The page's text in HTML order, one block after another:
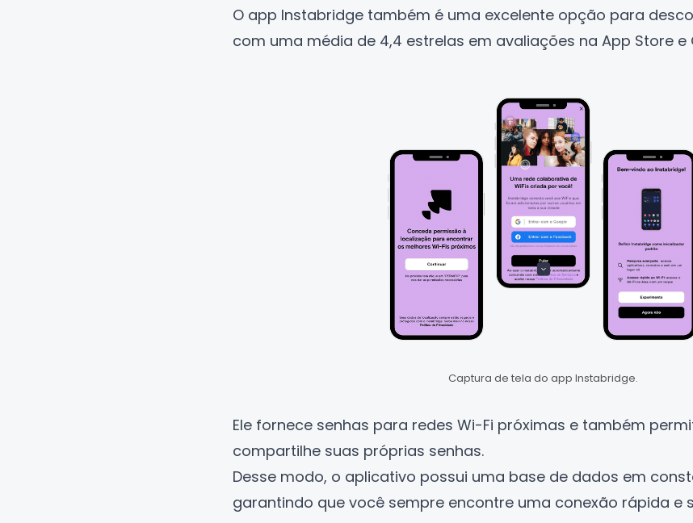
O app Instabridge também é uma excelente opção para
com uma média de 4,4 estrelas em avaliações na App Store e
Captura de tela do app Instabridge.
Ele fornece senhas para redes Wi-Fi próximas e também
compartilhe suas próprias senhas.
Desse modo, o aplicativo possui uma base de dados em
garantindo que você sempre encontre uma conexão rápida e